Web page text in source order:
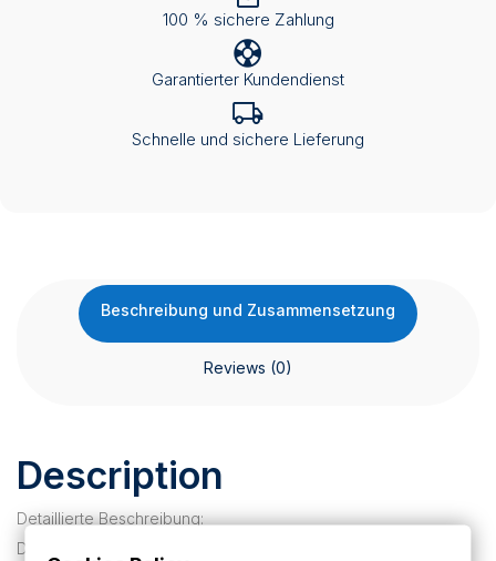
100 % sichere Zahlung
Garantierter Kundendienst
Schnelle und sichere Lieferung
Beschreibung und Zusammensetzung
Reviews (0)
Description
Detaillierte Beschreibung:
Die Nasenscheren HB 5461 und HB 5462 sind speziell für